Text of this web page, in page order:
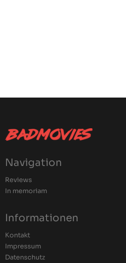
Navigation
Reviews
In memoriam
Informationen
Kontakt
Impressum
Datenschutz